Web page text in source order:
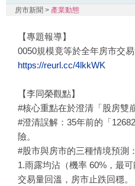
房市新聞 > 產業動態
【專題報導】
0050規模竟等於全年房市交
https://reurl.cc/4lkkWK
【李同榮觀點】
#核心重點在於澄清「股房雙
#澄清誤解：35年前的「
險。
#股市與房市的三種情境預測：
1.雨露均沾（機率 60%，最
交易量回溫，房市止跌回穩。